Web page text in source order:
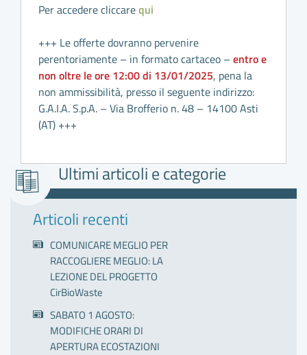
Per accedere cliccarequi
+++ Le offerte dovranno pervenire
perentoriamente – in formato cartaceo – entro e
non oltre leore 12:00 di 13/01/2025, pena la
non ammissibilità, presso il seguente indirizzo:
G.A.I.A. S.p.A. – Via Brofferio n. 48 – 14100 Asti
(AT) +++
Ultimi articoli e categorie
Articoli recenti
COMUNICARE MEGLIO PER
RACCOGLIERE MEGLIO: LA
LEZIONE DEL PROGETTO
CirBioWaste
SABATO 1 AGOSTO:
MODIFICHE ORARI DI
APERTURA ECOSTAZIONI